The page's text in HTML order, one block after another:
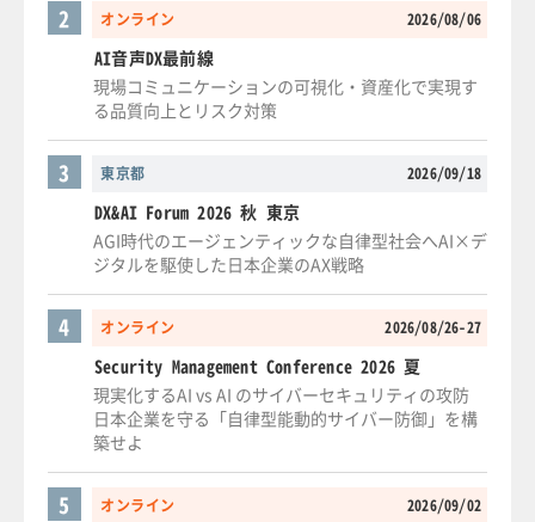
オンライン 2026/08/06
2
AI音声DX最前線
現場コミュニケーションの可視化・資産化で実現す
る品質向上とリスク対策
東京都 2026/09/18
3
DX&AI Forum 2026 秋 東京
AGI時代のエージェンティックな自律型社会へAI×デ
ジタルを駆使した日本企業のAX戦略
オンライン 2026/08/26-27
4
Security Management Conference 2026 夏
現実化するAI vs AI のサイバーセキュリティの攻防
日本企業を守る「自律型能動的サイバー防御」を構
築せよ
オンライン 2026/09/02
5